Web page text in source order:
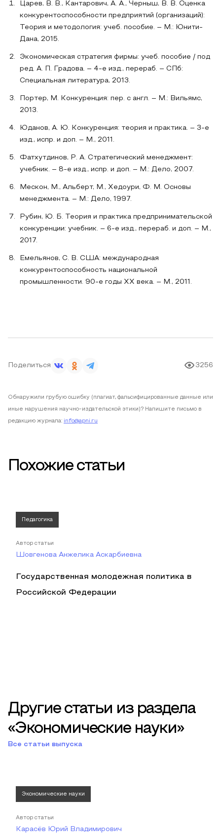
Царeв, В. В., Кантарович, А. А., Черныш, В. В. Оценка
конкурентоспоcобности предприятий (организаций):
Теория и методология: учеб. пособие. – М.: Юнити-
Дана, 2015.
Экономическая стратегия фирмы: учеб. пособие / под
ред. А. П. Градова. – 4-е изд., перераб. – СПб:
Специальная литература, 2013.
Портер, М. Конкуренция: пер. с англ. – M.: Вильямс,
2013.
Юданов, А. Ю. Конкуренция: теория и практика. – 3-е
изд., испр. и доп. – M., 2011.
Фатхутдинов, Р. А. Стратегический менеджмент:
учебник. – 8-е изд., испр. и доп. – M.: Дело, 2007.
Мескон, М., Альберт, М., Хедоури, Ф. М. Основы
менеджмента. – М.: Дело, 1997.
Рубин, Ю. Б. Теория и практика предпринимательской
конкуренции: учебник. – 6-е изд., перераб. и доп. – М.,
2017.
Емельянов, С. В. США: международная
конкурентоспособность национальной
промышленности. 90-е годы ХХ века. – М., 2011.
Поделиться 3256
Обнаружили грубую ошибку (плагиат, фальсифицированные данные или
иные нарушения научно-издательской этики)? Напишите письмо в
редакцию журнала: info@apni.ru
Похожие статьи
Педагогика
Автор статьи
Шовгенова Анжелика Аскарбиевна
Государственная молодежная политика в
Российской Федерации
Другие статьи из раздела
«Экономические науки»
Все статьи выпуска
Экономические науки
Автор статьи
Карасёв Юрий Владимирович